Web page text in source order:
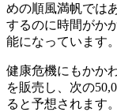
めの順風満帆では
するのに時間がか
能になっています。
健康危機にもかか
を販売し、次の
ると予想されます